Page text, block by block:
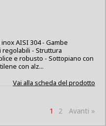
AISI 304 - Gambe
regolabili - Struttura
e robusto - Sottopiano con
con alz...
Vai alla scheda del prodotto
1 2 Avanti »